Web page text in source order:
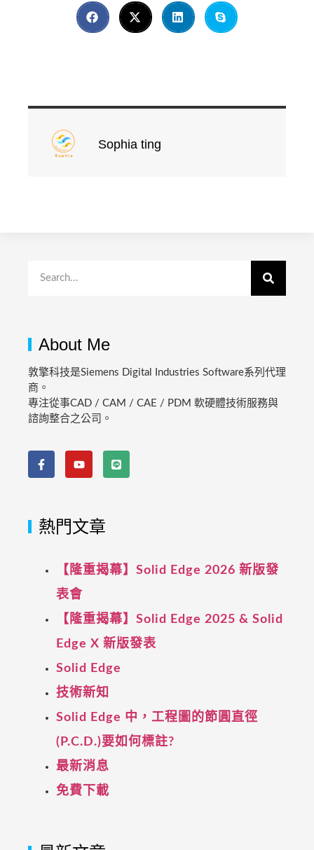
Sophia ting
About Me
敦擎科技是Siemens Digital Industries Software系列代理
商。
專注從事CAD / CAM / CAE / PDM 軟硬體技術服務與
諮詢整合之公司。
熱門文章
【隆重揭幕】Solid Edge 2026 新版發
表會
【隆重揭幕】Solid Edge 2025 & Solid
Edge X 新版發表
Solid Edge
技術新知
Solid Edge 中，工程圖的節圓直徑
(P.C.D.)要如何標註?
最新消息
免費下載